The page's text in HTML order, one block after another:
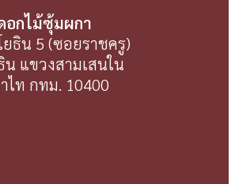
อกไม้ซุ้มผกา
ธิน 5 (ซอยราชครู)
แขวงสามเสนใน
ไท กทม. 10400